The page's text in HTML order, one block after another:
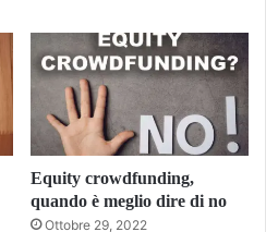
Equity crowdfunding,
quando è meglio dire di no
Ottobre 29, 2022